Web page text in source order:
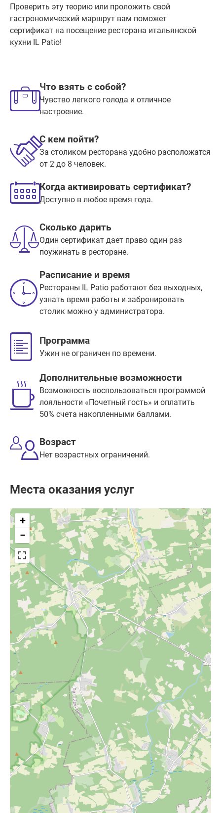
Проверить эту теорию или проложить свой
гастрономический маршрут вам поможет
сертификат на посещение ресторана итальянской
кухни IL Patio!
Что взять с собой?
Чувство легкого голода и отличное
настроение.
С кем пойти?
За столиком ресторана удобно расположатся
от 2 до 8 человек.
Когда активировать сертификат?
Доступно в любое время года.
Сколько дарить
Один сертификат дает право один раз
поужинать в ресторане.
Расписание и время
Рестораны IL Patio работают без выходных,
узнать время работы и забронировать
столик можно у администратора.
Программа
Ужин не ограничен по времени.
Дополнительные возможности
Возможность воспользоваться программой
лояльности «Почетный гость» и оплатить
50% счета накопленными баллами.
Возраст
Нет возрастных ограничений.
Места оказания услуг
+
−